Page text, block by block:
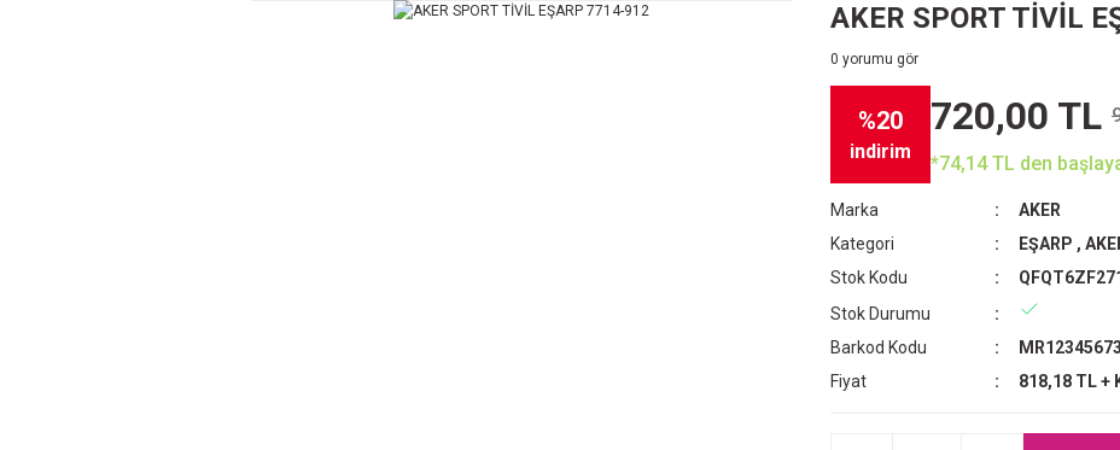
AKER SPORT TİVİL
0 yorumu gör
%20
indirim
720,00 TL
*74,14 TL den
Marka
AKER
Kategori
EŞARP ,
Stok Kodu
Stok Durumu
Barkod Kodu
Fiyat
818,18 TL +